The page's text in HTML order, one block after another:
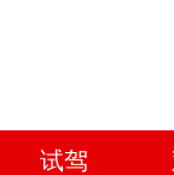
试驾